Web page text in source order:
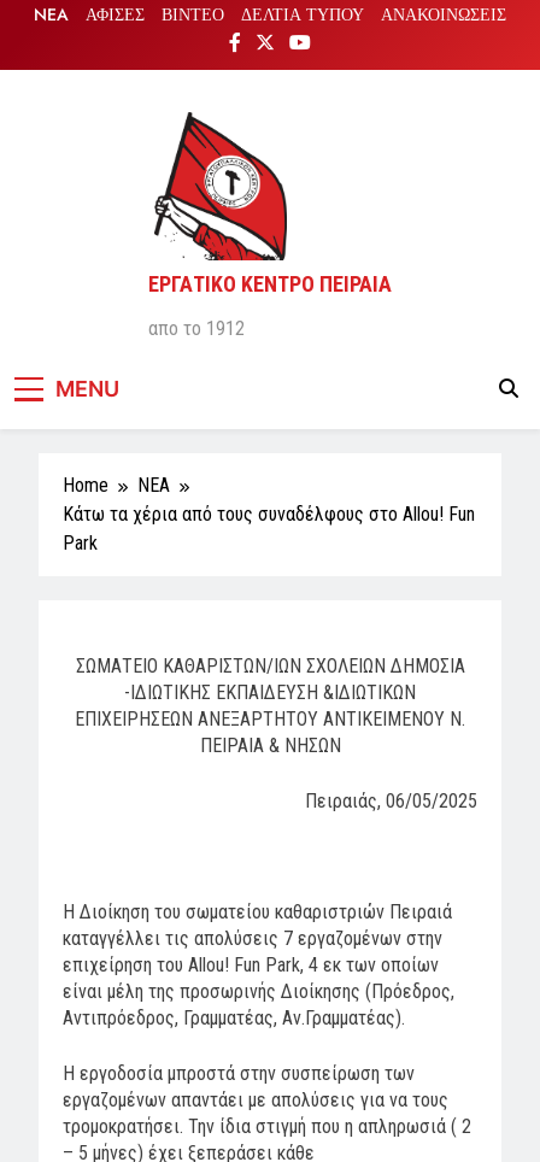
content
NEA ΑΦΙΣΕΣ ΒΙΝΤΕΟ ΔΕΛΤΙΑ ΤΥΠΟΥ ΑΝΑΚΟΙΝΩΣΕΙΣ
ΕΡΓΑΤΙΚΟ ΚΕΝΤΡΟ ΠΕΙΡΑΙΑ
απο το 1912
MENU
Home
NEA
Κάτω τα χέρια από τους συναδέλφους στο Allou! Fun
Park
ΣΩΜΑΤΕΙΟ ΚΑΘΑΡΙΣΤΩΝ/ΙΩΝ ΣΧΟΛΕΙΩΝ ΔΗΜΟΣΙΑ
-ΙΔΙΩΤΙΚΗΣ ΕΚΠΑΙΔΕΥΣΗ &ΙΔΙΩΤΙΚΩΝ
ΕΠΙΧΕΙΡΗΣΕΩΝ ΑΝΕΞΑΡΤΗΤΟΥ ΑΝΤΙΚΕΙΜΕΝΟΥ Ν.
ΠΕΙΡΑΙΑ & ΝΗΣΩΝ
Πειραιάς, 06/05/2025
Η Διοίκηση του σωματείου καθαριστριών Πειραιά
καταγγέλλει τις απολύσεις 7 εργαζομένων στην
επιχείρηση του Allou! Fun Park, 4 εκ των οποίων
είναι μέλη της προσωρινής Διοίκησης (Πρόεδρος,
Αντιπρόεδρος, Γραμματέας, Αν.Γραμματέας).
Η εργοδοσία μπροστά στην συσπείρωση των
εργαζομένων απαντάει με απολύσεις για να τους
τρομοκρατήσει. Την ίδια στιγμή που η απληρωσιά ( 2
– 5 μήνες) έχει ξεπεράσει κάθε